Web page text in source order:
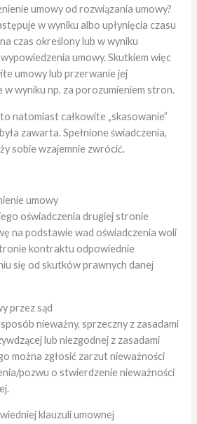
umowy od rozwiązania umowy?
w wyniku albo upłynięcia czasu
czas określony lub w wyniku
umowy. Skutkiem więc
umowy lub przerwanie jej
wyniku np. za porozumieniem stron.
natomiast całkowite „skasowanie”
zawarta. Spełnione świadczenia,
sobie wzajemnie zwrócić.
umowy
oświadczenia drugiej stronie
na podstawie wad oświadczenia woli
kontraktu odpowiednie
się od skutków prawnych danej
przez sąd
nieważny, sprzeczny z zasadami
lub niezgodnej z zasadami
można zgłosić zarzut nieważności
pozwu o stwierdzenie nieważności
klauzuli umownej